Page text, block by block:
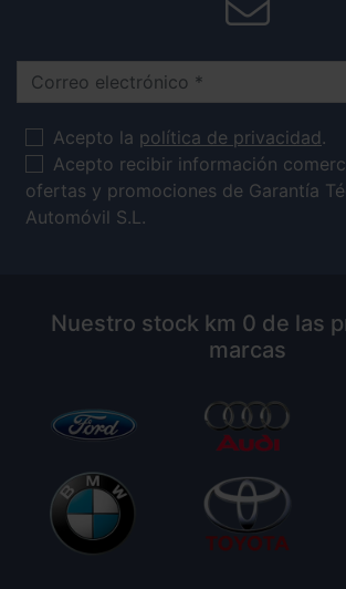
Correo electrónico
Acepto la política de privacidad .
Acepto recibir información
ofertas y promociones de Garantía
Automóvil S.L.
Nuestro stock km 0 de las
marcas